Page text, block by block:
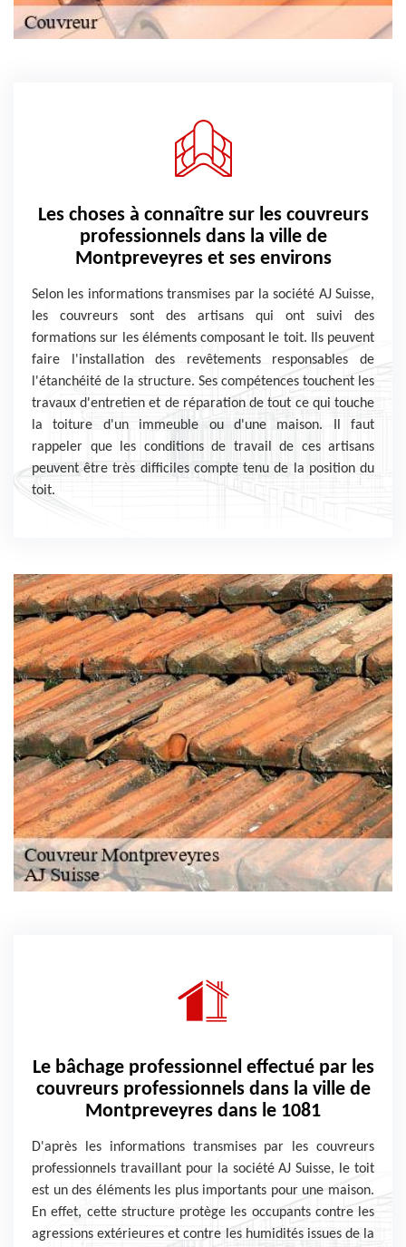
Les choses à connaître sur les couvreurs
professionnels dans la ville de
Montpreveyres et ses environs
Selon les informations transmises par la société AJ Suisse,
les couvreurs sont des artisans qui ont suivi des
formations sur les éléments composant le toit. Ils peuvent
faire l'installation des revêtements responsables de
l'étanchéité de la structure. Ses compétences touchent les
travaux d'entretien et de réparation de tout ce qui touche
la toiture d'un immeuble ou d'une maison. Il faut
rappeler que les conditions de travail de ces artisans
peuvent être très difficiles compte tenu de la position du
toit.
Le bâchage professionnel effectué par les
couvreurs professionnels dans la ville de
Montpreveyres dans le 1081
D'après les informations transmises par les couvreurs
professionnels travaillant pour la société AJ Suisse, le toit
est un des éléments les plus importants pour une maison.
En effet, cette structure protège les occupants contre les
agressions extérieures et contre les humidités issues de la